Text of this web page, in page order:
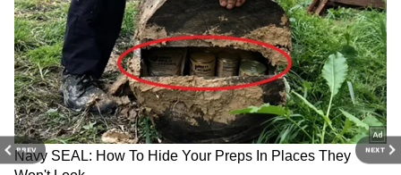
PREV NEXT